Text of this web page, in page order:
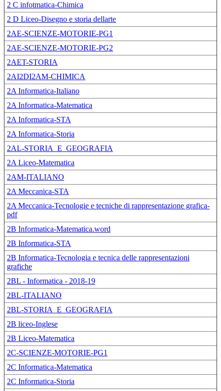
2 C infotmatica-Chimica
2 D Liceo-Disegno e storia dellarte
2AE-SCIENZE-MOTORIE-PG1
2AE-SCIENZE-MOTORIE-PG2
2AET-STORIA
2AI2DI2AM-CHIMICA
2A Informatica-Italiano
2A Informatica-Matematica
2A Informatica-STA
2A Informatica-Storia
2AL-STORIA_E_GEOGRAFIA
2A Liceo-Matematica
2AM-ITALIANO
2A Meccanica-STA
2A Meccanica-Tecnologie e tecniche di rappresentazione grafica-
pdf
2B Informatica-Matematica.word
2B Informatica-STA
2B Informatica-Tecnologia e tecnica delle rappresentazioni
grafiche
2BL - Informatica - 2018-19
2BL-ITALIANO
2BL-STORIA_E_GEOGRAFIA
2B liceo-Inglese
2B Liceo-Matematica
2C-SCIENZE-MOTORIE-PG1
2C Informatica-Matematica
2C Informatica-Storia